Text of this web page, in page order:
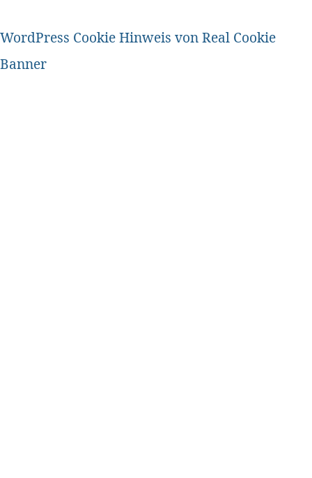
WordPress Cookie Hinweis von Real Cookie
Banner